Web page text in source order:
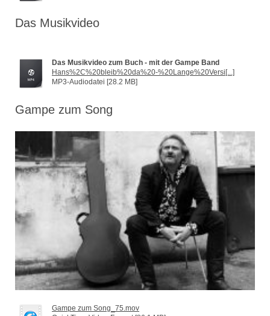
Das Musikvideo
Das Musikvideo zum Buch - mit der Gampe Band
Hans%2C%20bleib%20da%20-%20Lange%20Versi[...]
MP3-Audiodatei [28.2 MB]
Gampe zum Song
Gampe zum Song_75.mov